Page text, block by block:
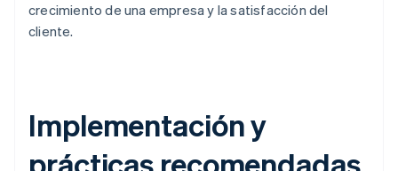
crecimiento de una empresa y la satisfacción del
cliente.
Implementación y